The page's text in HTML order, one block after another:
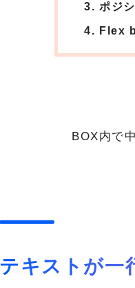
ポジ
Flex
BOX内で
テキストが一